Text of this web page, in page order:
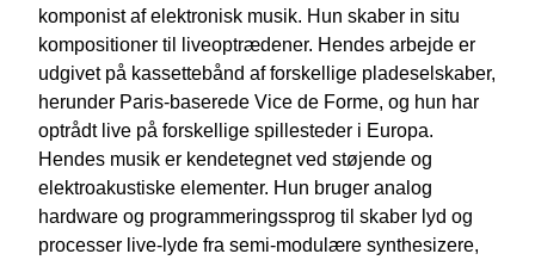
komponist af elektronisk musik. Hun skaber in situ
kompositioner til liveoptrædener. Hendes arbejde er
udgivet på kassettebånd af forskellige pladeselskaber,
herunder Paris-baserede Vice de Forme, og hun har
optrådt live på forskellige spillesteder i Europa.
Hendes musik er kendetegnet ved støjende og
elektroakustiske elementer. Hun bruger analog
hardware og programmeringssprog tilskaber lyd og
processer live-lyde fra semi-modulære synthesizere,